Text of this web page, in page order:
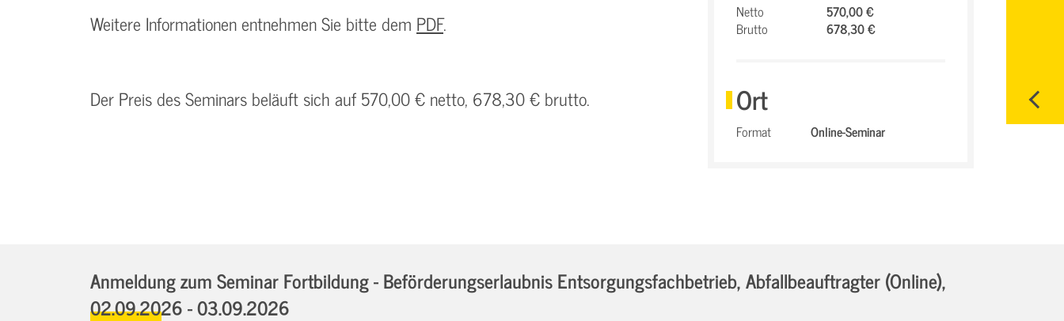
Weitere Informationen entnehmen Sie bitte dem PDF.
Der Preis des Seminars beläuft sich auf 570,00 € netto, 678,30 € brutto.
Netto
570,00 €
Brutto
678,30 €
Ort
Format Online-Seminar
Anmeldung zum Seminar Fortbildung - Beförderungserlaubnis Entsorgungsfachbetrieb, Abfallbeauftragter (Online),
02.09.2026 - 03.09.2026